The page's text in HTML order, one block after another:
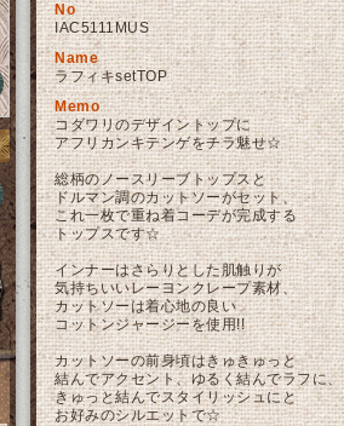
No
IAC5111MUS
Name
ラフィキsetTOP
Memo
コダワリのデザイントップに
アフリカンキテンゲをチラ魅せ☆
総柄のノースリーブトップスと
ドルマン調のカットソーがセット、
これ一枚で重ね着コーデが完成する
トップスです☆
インナーはさらりとした肌触りが
気持ちいいレーヨンクレープ素材、
カットソーは着心地の良い
コットンジャージーを使用!!
カットソーの前身頃はきゅきゅっと
結んでアクセント、ゆるく結んでラフに、
きゅっと結んでスタイリッシュにと
お好みのシルエットで☆